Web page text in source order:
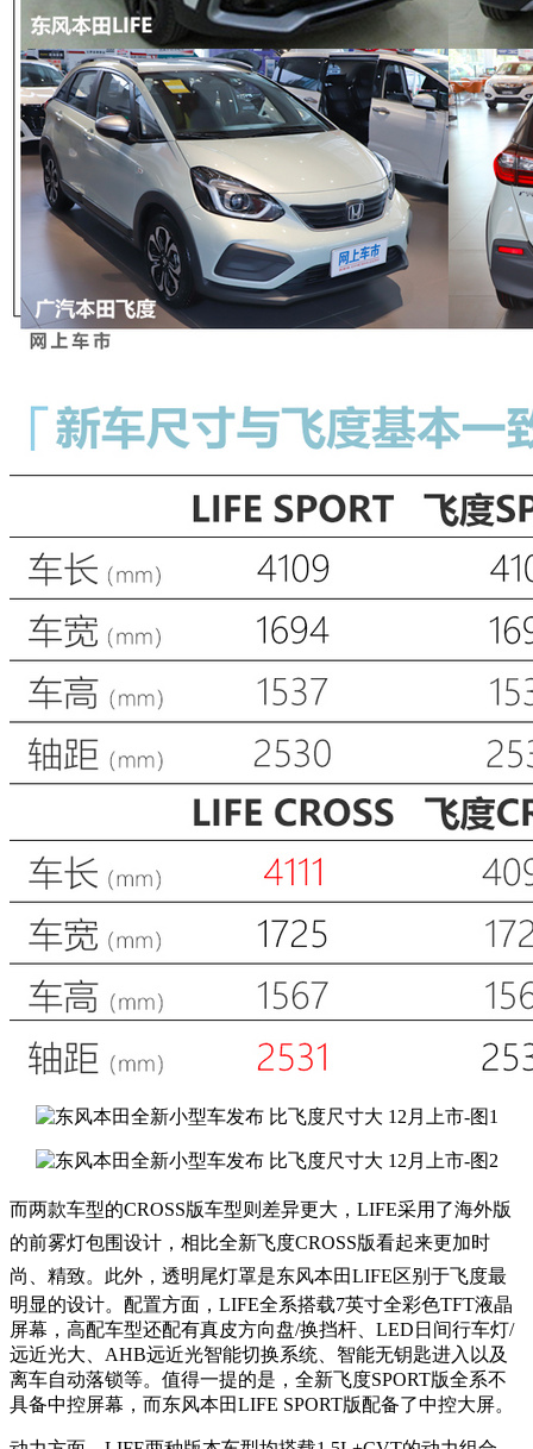
而两款车型的CROSS版车型则差异更大，LIFE采用了海外版
的前雾灯包围设计，相比全新飞度CROSS版看起来更加时
尚、精致。此外，透明尾灯罩是东风本田LIFE区别于飞度最
明显的设计。配置方面，LIFE全系搭载7英寸全彩色TFT液晶
屏幕，高配车型还配有真皮方向盘/换挡杆、LED日间行车灯/
远近光大、AHB远近光智能切换系统、智能无钥匙进入以及
离车自动落锁等。值得一提的是，全新飞度SPORT版全系不
具备中控屏幕，而东风本田LIFE SPORT版配备了中控大屏。